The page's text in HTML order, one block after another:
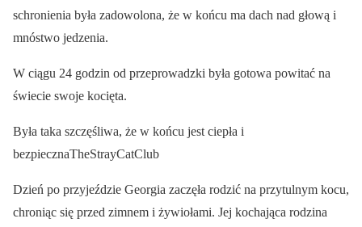
schronienia była zadowolona, że w końcu ma dach nad głową i
mnóstwo jedzenia.
W ciągu 24 godzin od przeprowadzki była gotowa powitać na
świecie swoje kocięta.
Była taka szczęśliwa, że w końcu jest ciepła i
bezpiecznaTheStrayCatClub
Dzień po przyjeździe Georgia zaczęła rodzić na przytulnym kocu,
chroniąc się przed zimnem i żywiołami. Jej kochająca rodzina